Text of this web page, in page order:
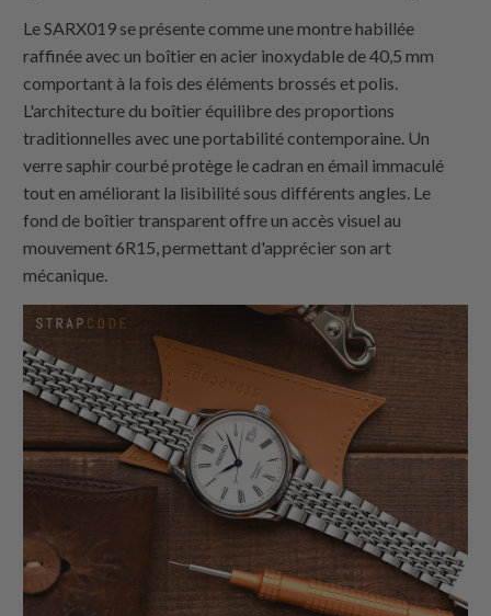
Le SARX019 se présente comme une montre habillée
raffinée avec un boîtier en acier inoxydable de 40,5 mm
comportant à la fois des éléments brossés et polis.
L'architecture du boîtier équilibre des proportions
traditionnelles avec une portabilité contemporaine. Un
verre saphir courbé protège le cadran en émail immaculé
tout en améliorant la lisibilité sous différents angles. Le
fond de boîtier transparent offre un accès visuel au
mouvement 6R15, permettant d'apprécier son art
mécanique.